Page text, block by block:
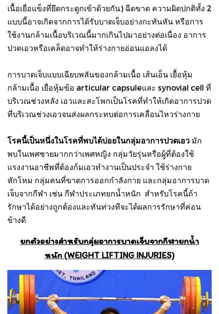
เนื้อเยื่อแข็งที่ยึดกระดูกเข้าด้วยกัน) ฉีดขาด ความผิดปกติทั้ง 2
แบบนี้อาจเกิดจากการได้รับบาดเจ็บอย่างกะทันหัน หรือการ
ใช้งานกล้ามเนื้อบริเวณนี้มากเกินไปมาอย่างต่อเนื่อง อาการ
ปวดเอวหรือเคล็ดอาจทำให้ร่างกายอ่อนแอลงได้
การบาดเจ็บแบบเฉียบพลันของกล้ามเนื้อ เส้นเอ็น เยื้อหุ้ม
กล้ามเนื้อ เยื่อหุ้มข้อ articular capsuleและ synovial cell ที่
บริเวณช่วงหลัง เอวและสะโพกเป็นโรคที่ทำให้เกิดอาการปวด
ที่บริเวณช่วงเอวจนส่งผลกระทบต่อการเคลื่อนไหวร่างกาย
โรคนี้เป็นหนึ่งในโรคที่พบได้บ่อยในกลุ่มอาการปวดเอว มัก
พบในเพศชายมากกว่าเพศหญิง กลุ่มวัยรุ่นหรือผู้ที่ต้องใช้
แรงงานอาชีพที่ต้องก้มเอวทำงานเป็นประจำ ใช้ร่างกาย
หักโหม กลุ่มคนที่ขาดการออกกำลังกาย และกลุ่มอาการบาด
เจ็บจากกีฬา เช่น กีฬาประเภทยกน้ำหนัก สำหรับโรคนี้ถ้า
รักษาได้อย่างถูกต้องและทันท่วงทีจะได้ผลการรักษาที่ค่อน
ข้างดี
ยกตัวอย่างสำหรับกลุ่มอาการบาดเจ็บจากกีฬายกน้ำ
หนัก (WEIGHT LIFTING INJURIES)